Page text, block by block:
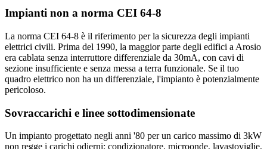
Impianti non a norma CEI 64-8
La norma CEI 64-8 è il riferimento per la sicurezza degli impianti
elettrici civili. Prima del 1990, la maggior parte degli edifici a Arosio
era cablata senza interruttore differenziale da 30mA, con cavi di
sezione insufficiente e senza messa a terra funzionale. Se il tuo
quadro elettrico non ha un differenziale, l'impianto è potenzialmente
pericoloso.
Sovraccarichi e linee sottodimensionate
Un impianto progettato negli anni '80 per un carico massimo di 3kW
non regge i carichi odierni: condizionatore, microonde, lavastoviglie,